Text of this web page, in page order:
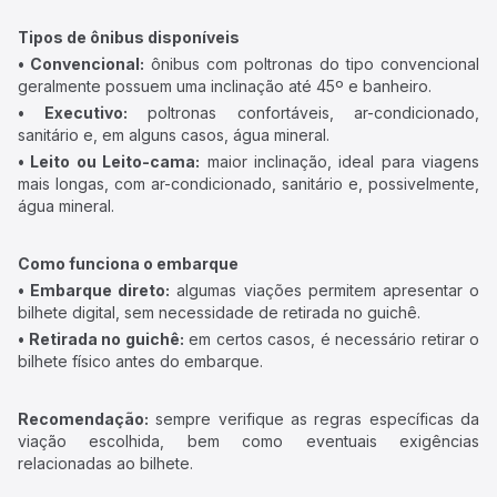
Tipos de ônibus disponíveis
• Convencional: ônibus com poltronas do tipo convencional
geralmente possuem uma inclinação até 45º e banheiro.
• Executivo: poltronas confortáveis, ar-condicionado,
sanitário e, em alguns casos, água mineral.
• Leito ou Leito-cama: maior inclinação, ideal para viagens
mais longas, com ar-condicionado, sanitário e, possivelmente,
água mineral.
Como funciona o embarque
• Embarque direto: algumas viações permitem apresentar o
bilhete digital, sem necessidade de retirada no guichê.
• Retirada no guichê: em certos casos, é necessário retirar o
bilhete físico antes do embarque.
Recomendação: sempre verifique as regras específicas da
viação escolhida, bem como eventuais exigências
relacionadas ao bilhete.